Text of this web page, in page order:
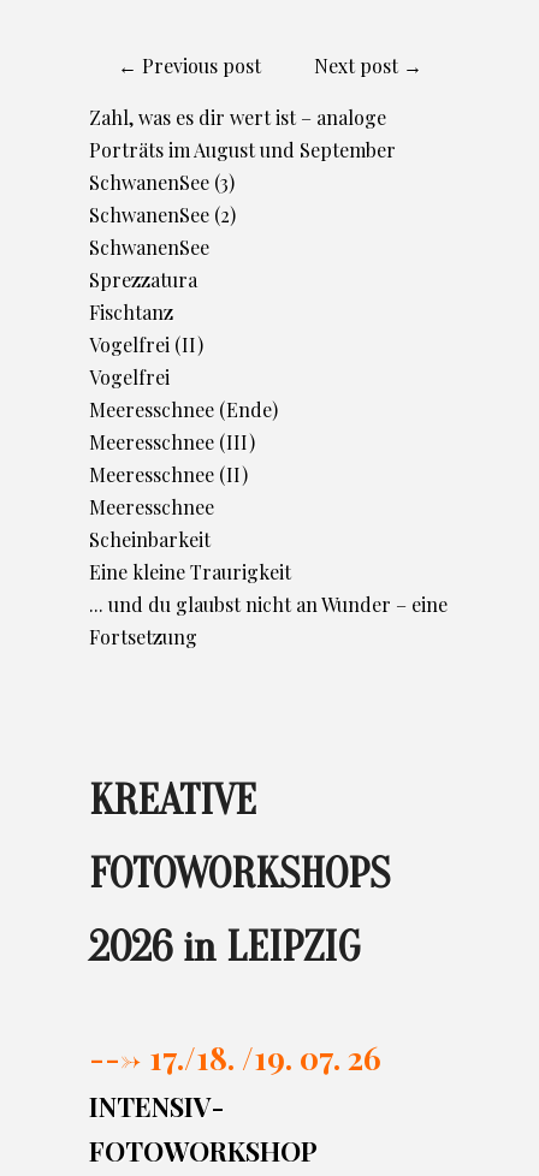
← Previous post Next post →
Zahl, was es dir wert ist – analoge
Porträts im August und September
SchwanenSee (3)
SchwanenSee (2)
SchwanenSee
Sprezzatura
Fischtanz
Vogelfrei (II)
Vogelfrei
Meeresschnee (Ende)
Meeresschnee (III)
Meeresschnee (II)
Meeresschnee
Scheinbarkeit
Eine kleine Traurigkeit
... und du glaubst nicht an Wunder – eine
Fortsetzung
KREATIVE
FOTOWORKSHOPS
2026 in LEIPZIG
---> 17./18. /19. 07. 26
INTENSIV-
FOTOWORKSHOP